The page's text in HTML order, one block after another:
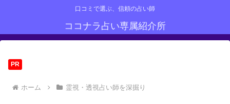
口コミで選ぶ、信頼の占い師
ココナラ占い専属紹介所
PR
ホーム 霊視・透視占い師を深掘り